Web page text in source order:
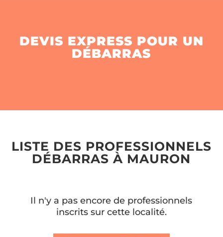
DEVIS EXPRESS POUR UN
DÉBARRAS
LISTE DES PROFESSIONNELS
DÉBARRAS À MAURON
Il n'y a pas encore de professionnels
inscrits sur cette localité.